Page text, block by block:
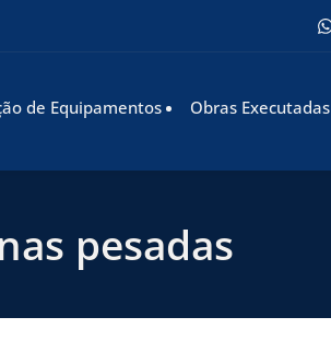
de Equipamentos Obras Executadas
pesadas